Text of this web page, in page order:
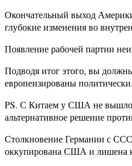
Окончательный выход
глубокие изменения во
Появление рабочей партии
Подводя итог этого, вы
европеизированы политически.
PS. С Китаем у США не вышло
альтернативное решение
Столкновение Германии с
оккупирована США и лишена